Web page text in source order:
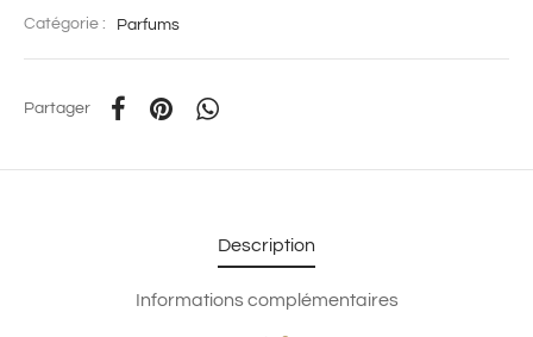
Catégorie : Parfums
Partager
Description
Informations complémentaires